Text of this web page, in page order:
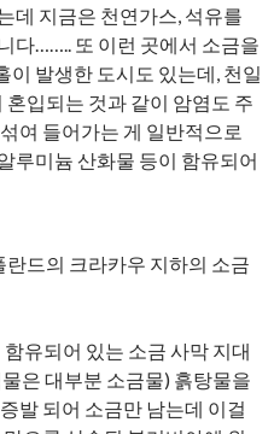
데 지금은 천연가스, 석유를
다…….. 또 이런 곳에서 소금을
이 발생한 도시도 있는데, 천일
혼입되는 것과 같이 암염도 주
여 들어가는 게 일반적으로
루미늄 산화물 등이 함유되어
드의 크라카우 지하의 소금
유되어 있는 소금 사막 지대
은 대부분 소금물) 흙탕물을
발 되어 소금만 남는데 이걸